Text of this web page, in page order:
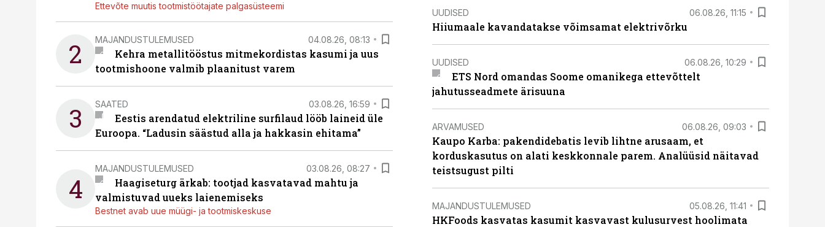
Ettevõte muutis tootmistöötajate palgasüsteemi
2 MAJANDUSTULEMUSED 04.08.26, 08:13
Kehra metallitööstus mitmekordistas kasumi ja uus
tootmishoone valmib plaanitust varem
3 SAATED 03.08.26, 16:59
Eestis arendatud elektriline surfilaud lööb laineid üle
Euroopa. “Ladusin säästud alla ja hakkasin ehitama”
4
MAJANDUSTULEMUSED 03.08.26, 08:27
Haagiseturg ärkab: tootjad kasvatavad mahtu ja
valmistuvad uueks laienemiseks
Bestnet avab uue müügi- ja tootmiskeskuse
UUDISED 06.08.26, 11:15
Hiiumaale kavandatakse võimsamat elektrivõrku
UUDISED 06.08.26, 10:29
ETS Nord omandas Soome omanikega ettevõttelt
jahutusseadmete ärisuuna
ARVAMUSED 06.08.26, 09:03
Kaupo Karba: pakendidebatis levib lihtne arusaam, et
korduskasutus on alati keskkonnale parem. Analüüsid näitavad
teistsugust pilti
MAJANDUSTULEMUSED 05.08.26, 11:41
HKFoods kasvatas kasumit kasvavast kulusurvest hoolimata